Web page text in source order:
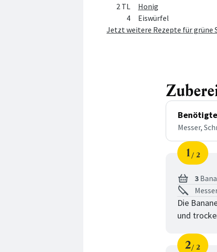
2 TL
Honig
4
Eiswürfel
Jetzt weitere Rezepte für grüne
Messer,
Schritt
1
von
2
3
Die
und
2 2